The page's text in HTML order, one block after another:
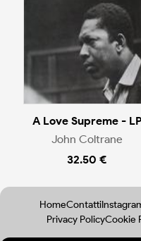
A Love Supreme - LP
John Coltrane
32.50 €
HomeContatti
Privacy PolicyCookie